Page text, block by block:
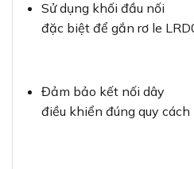
Sử dụng khối đầu nối
đặc biệt để gắn rơ le
Đảm bảo kết nối dây
điều khiển đúng quy cách